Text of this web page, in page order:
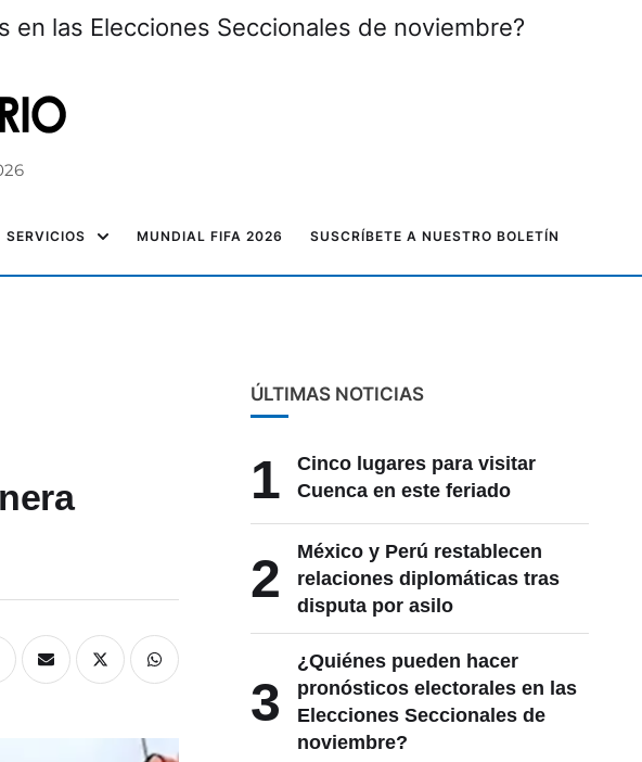
las Elecciones Seccionales de noviembre?
SERVICIOS MUNDIAL FIFA 2026 SUSCRÍBETE A NUESTRO BOLETÍN
ÚLTIMAS NOTICIAS
1
Cinco lugares para visitar
Cuenca en este feriado
2
México y Perú restablecen
relaciones diplomáticas tras
disputa por asilo
3
¿Quiénes pueden hacer
pronósticos electorales en las
Elecciones Seccionales de
noviembre?